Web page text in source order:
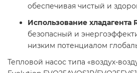
обеспечивая чистый и
Использование хладагента
безопасный и
низким потенциалом
Тепловой насос типа «воздух-